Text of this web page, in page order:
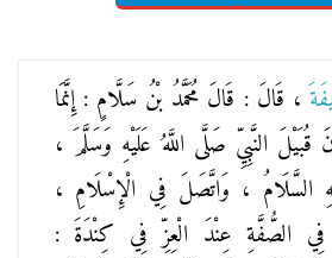
، قَالَ : قَالَ مُحَمَّدُ بْنُ سَلَّامٍ : إِنَّمَا
النَّبِيِّ صَلَّى اللَّهُ عَلَيْهِ وَسَلَّمَ ،
السَّلَامُ ، وَاتَّصَلَ فِي الْإِسْلَامِ ،
فِي الصُّفَّةِ عِنْدَ الْعِزِّ فِي كِنْدَةَ :